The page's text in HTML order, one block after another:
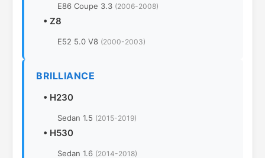
E86 Coupe 3.3 (2006-2008)
• Z8
E52 5.0 V8 (2000-2003)
BRILLIANCE
• H230
Sedan 1.5 (2015-2019)
• H530
Sedan 1.6 (2014-2018)